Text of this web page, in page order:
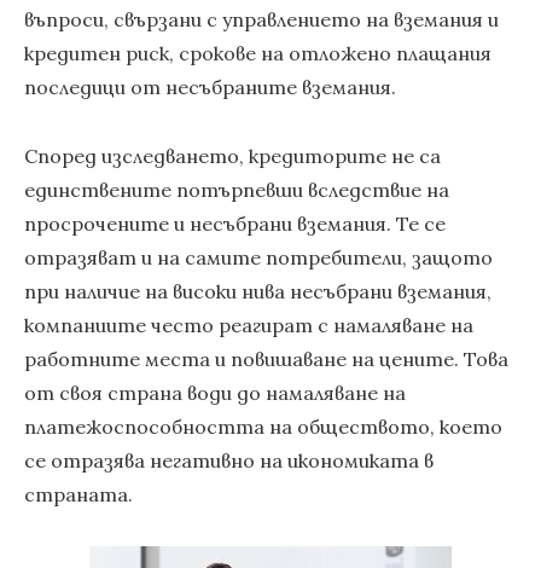
въпроси, свързани с управлението на вземания и
кредитен риск, срокове на отложено плащания
последици от несъбраните вземания.
Според изследването, кредиторите не са
единствените потърпевши вследствие на
просрочените и несъбрани вземания. Те се
отразяват и на самите потребители, защото
при наличие на високи нива несъбрани вземания,
компаниите често реагират с намаляване на
работните места и повишаване на цените. Това
от своя страна води до намаляване на
платежоспособността на обществото, което
се отразява негативно на икономиката в
страната.